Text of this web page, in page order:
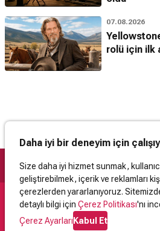
07.08.2026
rolü için ilk
Daha iyi bir deneyim için
Size daha iyi hizmet sunmak,
geliştirebilmek, içerik ve reklamları
çerezlerden yararlanıyoruz.
detaylı bilgi için Çerez Politikası'nı
Çerez AyarlarıKabul Et
Destek
İletişimYardımKullanıcı